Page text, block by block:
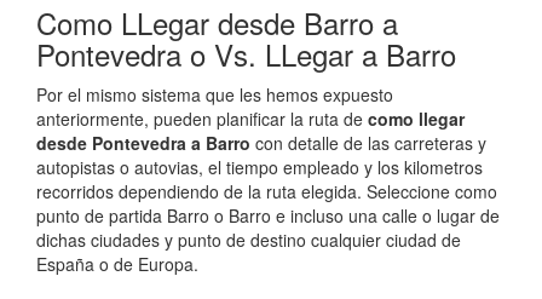
Como LLegar desde Barro a
Pontevedra o Vs. LLegar a Barro
Por el mismo sistema que les hemos expuesto
anteriormente, pueden planificar la ruta de como llegar
desde Pontevedra a Barro con detalle de las carreteras y
autopistas o autovias, el tiempo empleado y los kilometros
recorridos dependiendo de la ruta elegida. Seleccione como
punto de partida Barro o Barro e incluso una calle o lugar de
dichas ciudades y punto de destino cualquier ciudad de
España o de Europa.